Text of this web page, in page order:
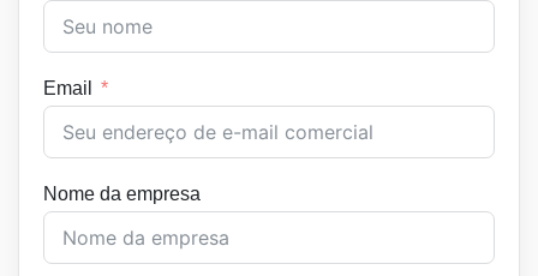
Email
Nome da empresa